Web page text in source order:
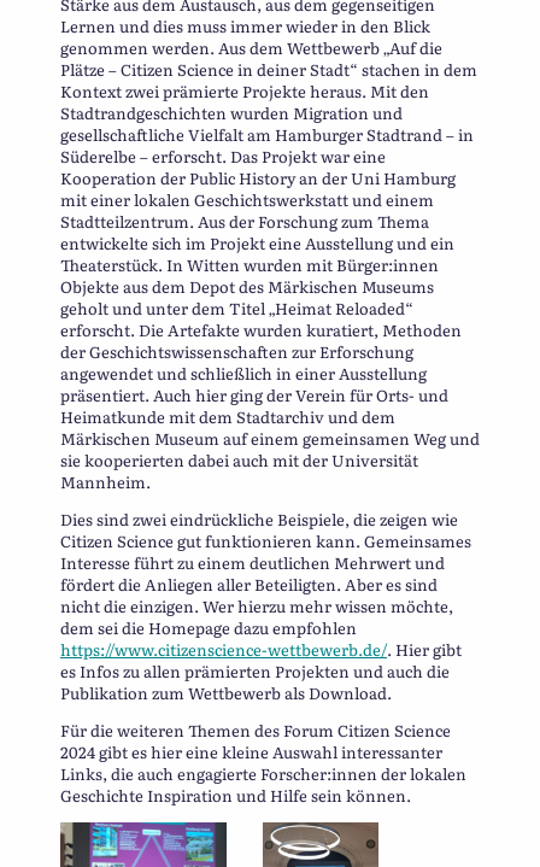
Lernen und dies muss immer wieder in den Blick
genommen werden. Aus dem Wettbewerb „Auf die
Plätze – Citizen Science in deiner Stadt“ stachen in dem
Kontext zwei prämierte Projekte heraus. Mit den
Stadtrandgeschichten wurden Migration und
gesellschaftliche Vielfalt am Hamburger Stadtrand – in
Süderelbe – erforscht. Das Projekt war eine
Kooperation der Public History an der Uni Hamburg
mit einer lokalen Geschichtswerkstatt und einem
Stadtteilzentrum. Aus der Forschung zum Thema
entwickelte sich im Projekt eine Ausstellung und ein
Theaterstück. In Witten wurden mit Bürger:innen
Objekte aus dem Depot des Märkischen Museums
geholt und unter dem Titel „Heimat Reloaded“
erforscht. Die Artefakte wurden kuratiert, Methoden
der Geschichtswissenschaften zur Erforschung
angewendet und schließlich in einer Ausstellung
präsentiert. Auch hier ging der Verein für Orts- und
Heimatkunde mit dem Stadtarchiv und dem
Märkischen Museum auf einem gemeinsamen Weg und
sie kooperierten dabei auch mit der Universität
Mannheim.
Dies sind zwei eindrückliche Beispiele, die zeigen wie
Citizen Science gut funktionieren kann. Gemeinsames
Interesse führt zu einem deutlichen Mehrwert und
fördert die Anliegen aller Beteiligten. Aber es sind
nicht die einzigen. Wer hierzu mehr wissen möchte,
dem sei die Homepage dazu empfohlen
https://www.citizenscience-wettbewerb.de/. Hier gibt
es Infos zu allen prämierten Projekten und auch die
Publikation zum Wettbewerb als Download.
Für die weiteren Themen des Forum Citizen Science
2024 gibt es hier eine kleine Auswahl interessanter
Links, die auch engagierte Forscher:innen der lokalen
Geschichte Inspiration und Hilfe sein können.